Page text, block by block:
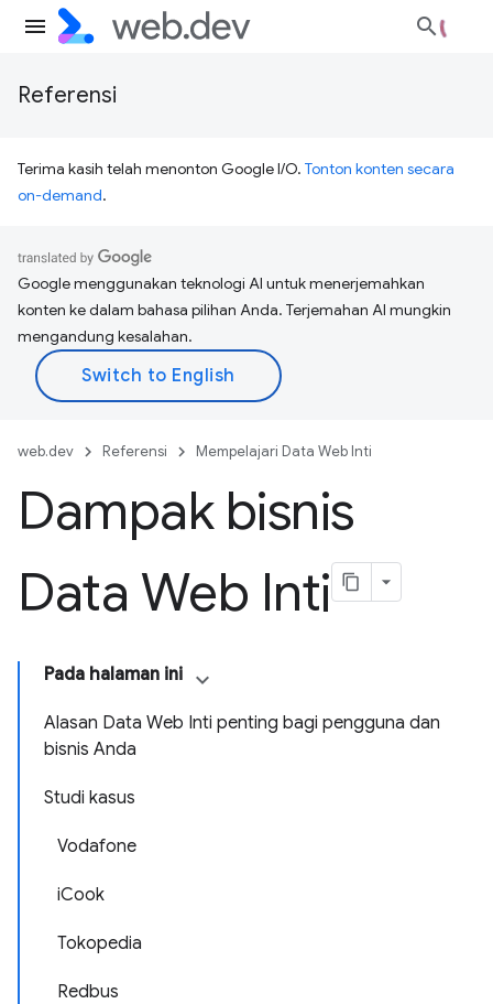
Referensi
Terima kasih telah menonton Google I/O. Tonton konten secara
on-demand.
Google menggunakan teknologi AI untuk menerjemahkan
konten ke dalam bahasa pilihan Anda. Terjemahan AI mungkin
mengandung kesalahan.
web.dev Referensi Mempelajari Data Web Inti
Dampak bisnis
Data Web Inti
Pada halaman ini
Alasan Data Web Inti penting bagi pengguna dan
bisnis Anda
Studi kasus
Vodafone
iCook
Tokopedia
Redbus